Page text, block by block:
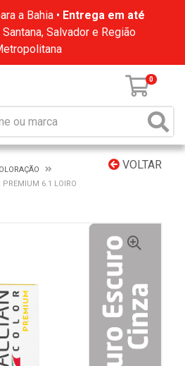
a Bahia • Entrega em até
Salvador e Região
0
VOLTAR
PREMIUM 6.1 LOIRO